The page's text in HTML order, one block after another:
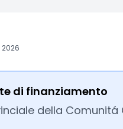
di finanziamento
della